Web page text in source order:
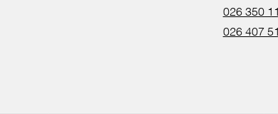
026 350
026 407